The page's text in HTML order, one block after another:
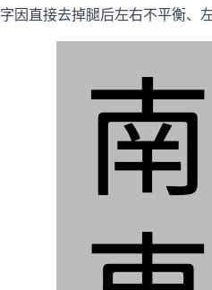
因直接去掉腿后左右不平衡、